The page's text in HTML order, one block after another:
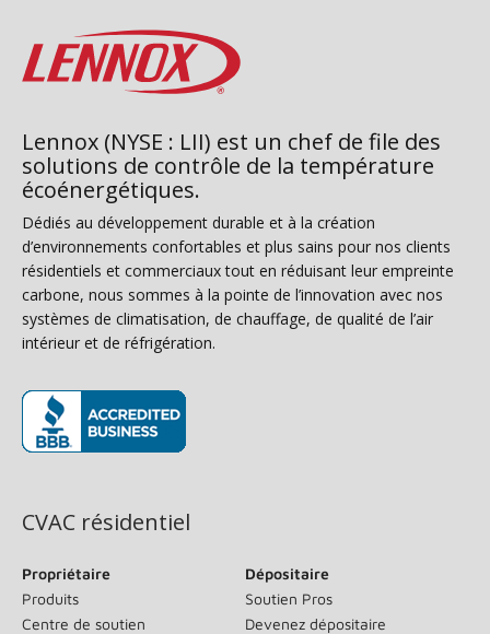
Lennox (NYSE : LII) est un chef de file des
solutions de contrôle de la température
écoénergétiques.
Dédiés au développement durable et à la création
d’environnements confortables et plus sains pour nos clients
résidentiels et commerciaux tout en réduisant leur empreinte
carbone, nous sommes à la pointe de l’innovation avec nos
systèmes de climatisation, de chauffage, de qualité de l’air
intérieur et de réfrigération.
CVAC résidentiel
Propriétaire
Produits
Centre de soutien
Dépositaire
Soutien Pros
Devenez dépositaire